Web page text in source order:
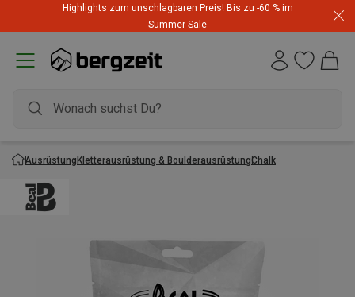
Highlights zum unschlagbaren Preis! Bis zu -60 % im
Summer Sale
AusrüstungKletterausrüstung & BoulderausrüstungChalk